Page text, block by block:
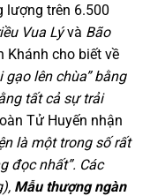
lượng trên 6.500
Vua Lývà Bão
Khánh cho biết về
gạo lên chùa” bằng
tất cả sự trải
Tử Huyến nhận
là một trong số rất
đọc nhất”. Các
Mẫu thượng ngàn